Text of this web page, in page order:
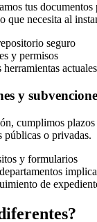
tus documentos
que necesita al
seguro
y permisos
actuales
y
cumplimos
públicas o privadas.
y formularios
de